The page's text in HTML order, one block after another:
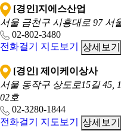
[경인]지에스산업
서울 금천구 시흥대로 97 서
02-802-3480
전화걸기
지도보기 상세보기
[경인] 제이케이상사
서울 동작구 상도로15길 45,
02호
02-3280-1844
전화걸기
지도보기 상세보기